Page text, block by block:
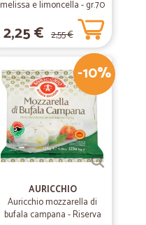
melissa e limoncella - gr.70
2,25 € 2,55 €
-10%
AURICCHIO
Auricchio mozzarella di
bufala campana - Riserva